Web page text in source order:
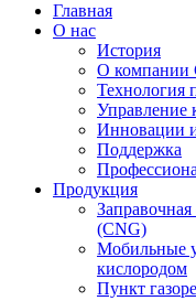
Главная
О нас
История
О компании
Технология
Управление
Инновации и
Поддержка
Продукция
(CNG)
Мобильные
кислородом
Пункт